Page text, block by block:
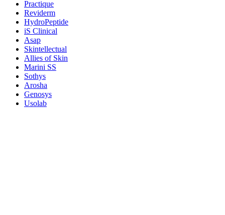
Practique
Reviderm
HydroPeptide
iS Clinical
Asap
Skintellectual
Allies of Skin
Marini SS
Sothys
Arosha
Genosys
Usolab